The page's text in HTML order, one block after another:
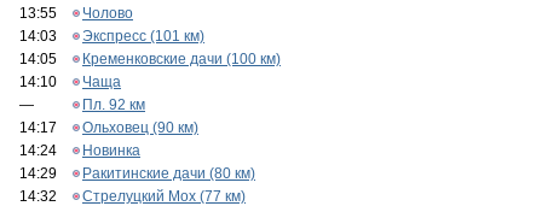
13:55
Чолово
14:03
Экспресс (101 км)
14:05
Кременковские дачи (100 км)
14:10
Чаща
—
Пл. 92 км
14:17
Ольховец (90 км)
14:24
Новинка
14:29
Ракитинские дачи (80 км)
14:32
Стрелуцкий Мох (77 км)